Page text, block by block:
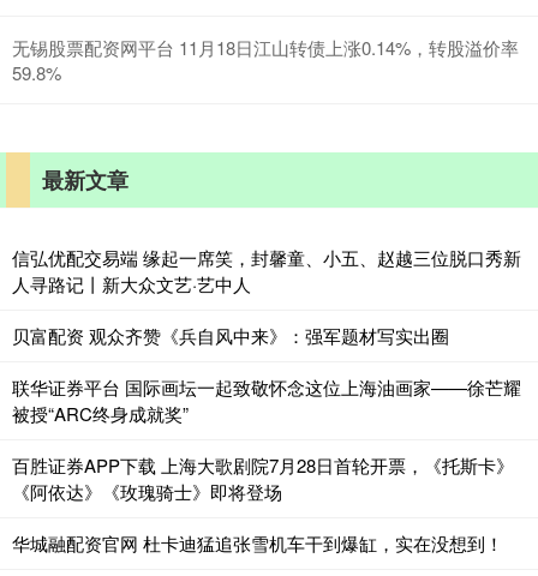
无锡股票配资网平台 11月18日江山转债上涨0.14%，转股溢价率
59.8%
最新文章
信弘优配交易端 缘起一席笑，封馨童、小五、赵越三位脱口秀新
人寻路记丨新大众文艺·艺中人
贝富配资 观众齐赞《兵自风中来》：强军题材写实出圈
联华证券平台 国际画坛一起致敬怀念这位上海油画家——徐芒耀
被授“ARC终身成就奖”
百胜证券APP下载 上海大歌剧院7月28日首轮开票，《托斯卡》
《阿依达》《玫瑰骑士》即将登场
华城融配资官网 杜卡迪猛追张雪机车干到爆缸，实在没想到！